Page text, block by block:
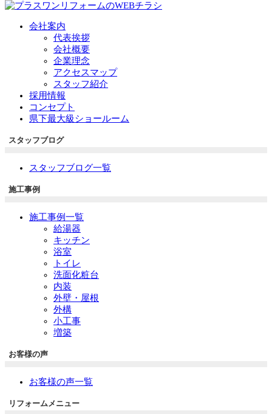
会社案内
代表挨拶
会社概要
企業理念
アクセスマップ
スタッフ紹介
採用情報
コンセプト
県下最大級ショールーム
スタッフブログ
スタッフブログ一覧
施工事例
施工事例一覧
給湯器
キッチン
浴室
トイレ
洗面化粧台
内装
外壁・屋根
外構
小工事
増築
お客様の声
お客様の声一覧
リフォームメニュー